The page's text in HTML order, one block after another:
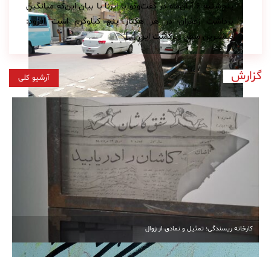
آبیاری غرقابی در کاشان در اوج بحران آب
پنج‌شنبه ۶ آبان‌ماه در گفت‌و‌گو با ایرنا با بیان این‌که میانگین
برداشت زعفران در هر هکتار پنج کیلوگرم است افزود:
بیشترین سطح زیرکشت این […]
گزارش آرشیو کلی
کارخانه ریسندگی؛ تمثیل و نمادی از زوال